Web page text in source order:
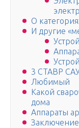
О
И другие
3 СТАВР
Любимый
Какой
дома
Аппараты
Заключение